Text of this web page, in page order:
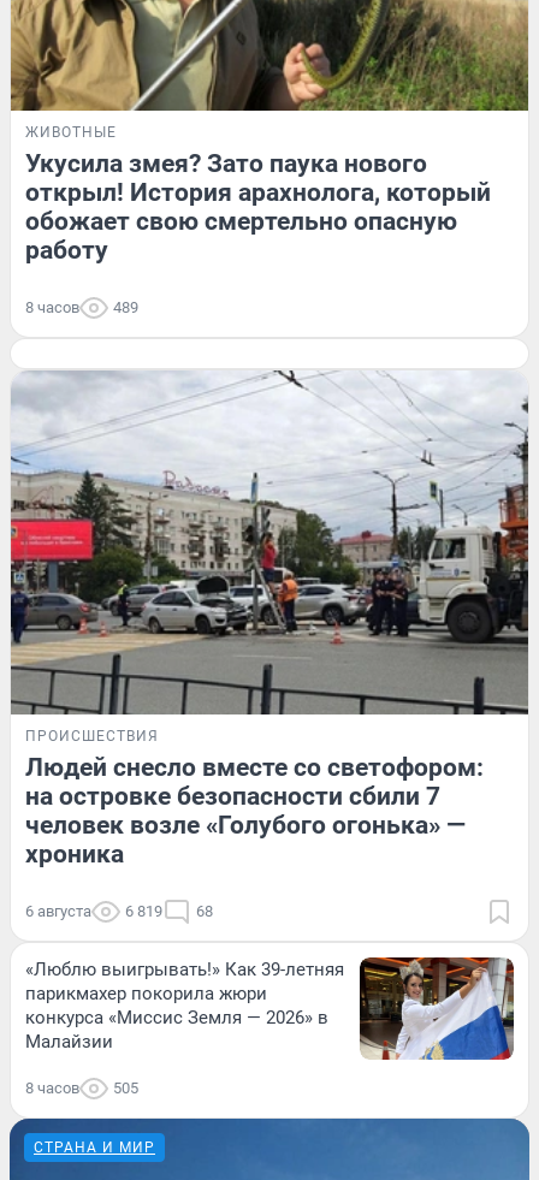
ЖИВОТНЫЕ
Укусила змея? Зато паука нового
открыл! История арахнолога, который
обожает свою смертельно опасную
работу
8 часов 489
ПРОИСШЕСТВИЯ
Людей снесло вместе со светофором:
на островке безопасности сбили 7
человек возле «Голубого огонька» —
хроника
6 августа 6 819 68
«Люблю выигрывать!» Как 39-летняя
парикмахер покорила жюри
конкурса «Миссис Земля — 2026» в
Малайзии
8 часов 505
СТРАНА И МИР